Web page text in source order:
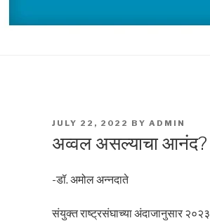
POSTED
JULY 22, 2022 BY ADMIN
अव्वल असल्याचा आनंद?
-डॉ. अमोल अन्नदाते
संयुक्त राष्ट्रसंघाच्या अंदाजानुसार